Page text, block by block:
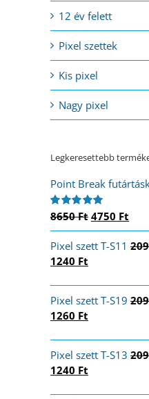
12 év felett
Pixel szettek
Kis pixel
Nagy pixel
Legkeresettebb
Point Break
Értékelés:
8650Ft Original
price
was:
4750 Ft
is:
Pixel szett T-S11
Original
2090 Ft.
1240 Ft
1240 Ft.
Pixel szett T-S19
Original
2090 Ft.
1260 Ft
1260 Ft.
Pixel szett T-S13
Original
1240 Ft